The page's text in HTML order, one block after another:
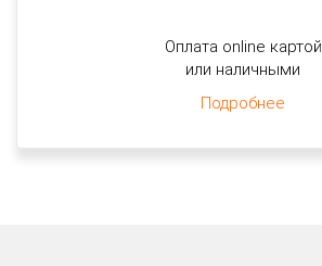
Оплата online картой
или наличными
Подробнее